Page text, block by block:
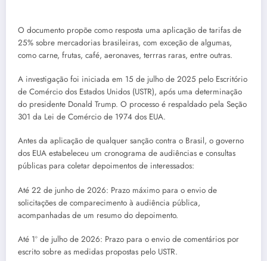
O documento propõe como resposta uma aplicação de tarifas de
25% sobre mercadorias brasileiras, com exceção de algumas,
como carne, frutas, café, aeronaves, terrras raras, entre outras.
A investigação foi iniciada em 15 de julho de 2025 pelo Escritório
de Comércio dos Estados Unidos (USTR), após uma determinação
do presidente Donald Trump. O processo é respaldado pela Seção
301 da Lei de Comércio de 1974 dos EUA.
Antes da aplicação de qualquer sanção contra o Brasil, o governo
dos EUA estabeleceu um cronograma de audiências e consultas
públicas para coletar depoimentos de interessados:
Até 22 de junho de 2026: Prazo máximo para o envio de
solicitações de comparecimento à audiência pública,
acompanhadas de um resumo do depoimento.
Até 1º de julho de 2026: Prazo para o envio de comentários por
escrito sobre as medidas propostas pelo USTR.